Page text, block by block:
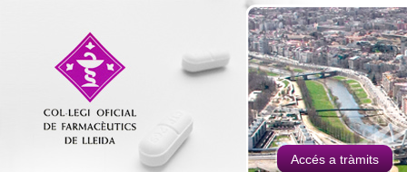
Accés a tràmits